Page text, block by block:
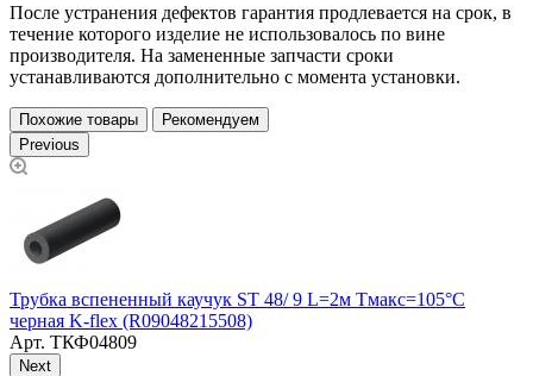
После устранения дефектов гарантия продлевается на срок, в
течение которого изделие не использовалось по вине
производителя. На замененные запчасти сроки
устанавливаются дополнительно с момента установки.
Похожие товары
Рекомендуем
Previous
Трубка вспененный каучук ST 48/ 9 L=2м Тмакс=105°C
черная K-flex (R09048215508)
Арт. ТКФ04809
Next